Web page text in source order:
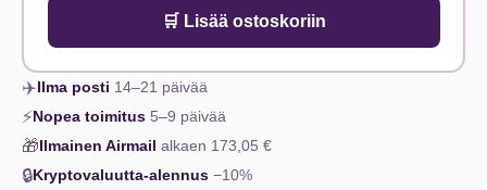
🛒 Lisää ostoskoriin
✈️Ilma posti 14–21 päivää
⚡Nopea toimitus 5–9 päivää
🎁Ilmainen Airmail alkaen 173,05 €
🔒Kryptovaluutta-alennus −10%